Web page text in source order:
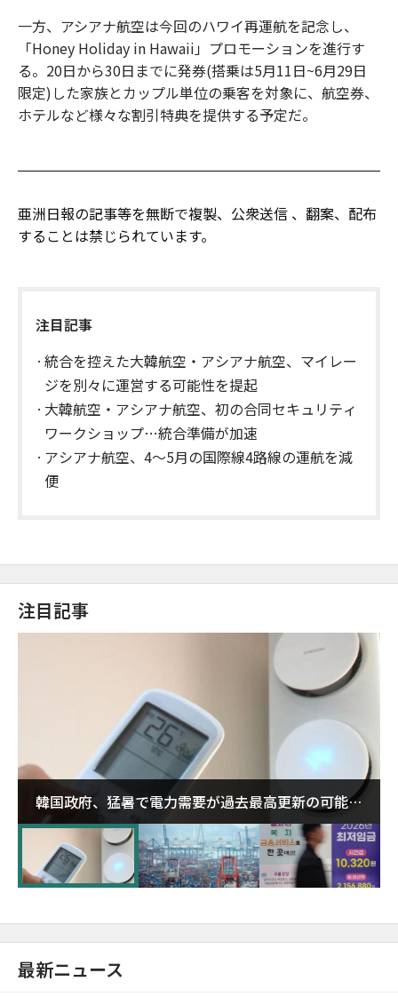
一方、アシアナ航空は今回のハワイ再運航を記念し、
「Honey Holiday in Hawaii」プロモーションを進行す
る。20日から30日までに発券(搭乗は5月11日~6月29日
限定)した家族とカップル単位の乗客を対象に、航空券、
ホテルなど様々な割引特典を提供する予定だ。
亜洲日報の記事等を無断で複製、公衆送信 、翻案、配布
することは禁じられています。
注目記事
統合を控えた大韓航空・アシアナ航空、マイレー
ジを別々に運営する可能性を提起
大韓航空・アシアナ航空、初の合同セキュリティ
ワークショップ…統合準備が加速
アシアナ航空、4〜5月の国際線4路線の運航を減
便
注目記事
韓国政府、猛暑で電力需要が過去最高更新の可能性
に需給対応体制を点検
最新ニュース